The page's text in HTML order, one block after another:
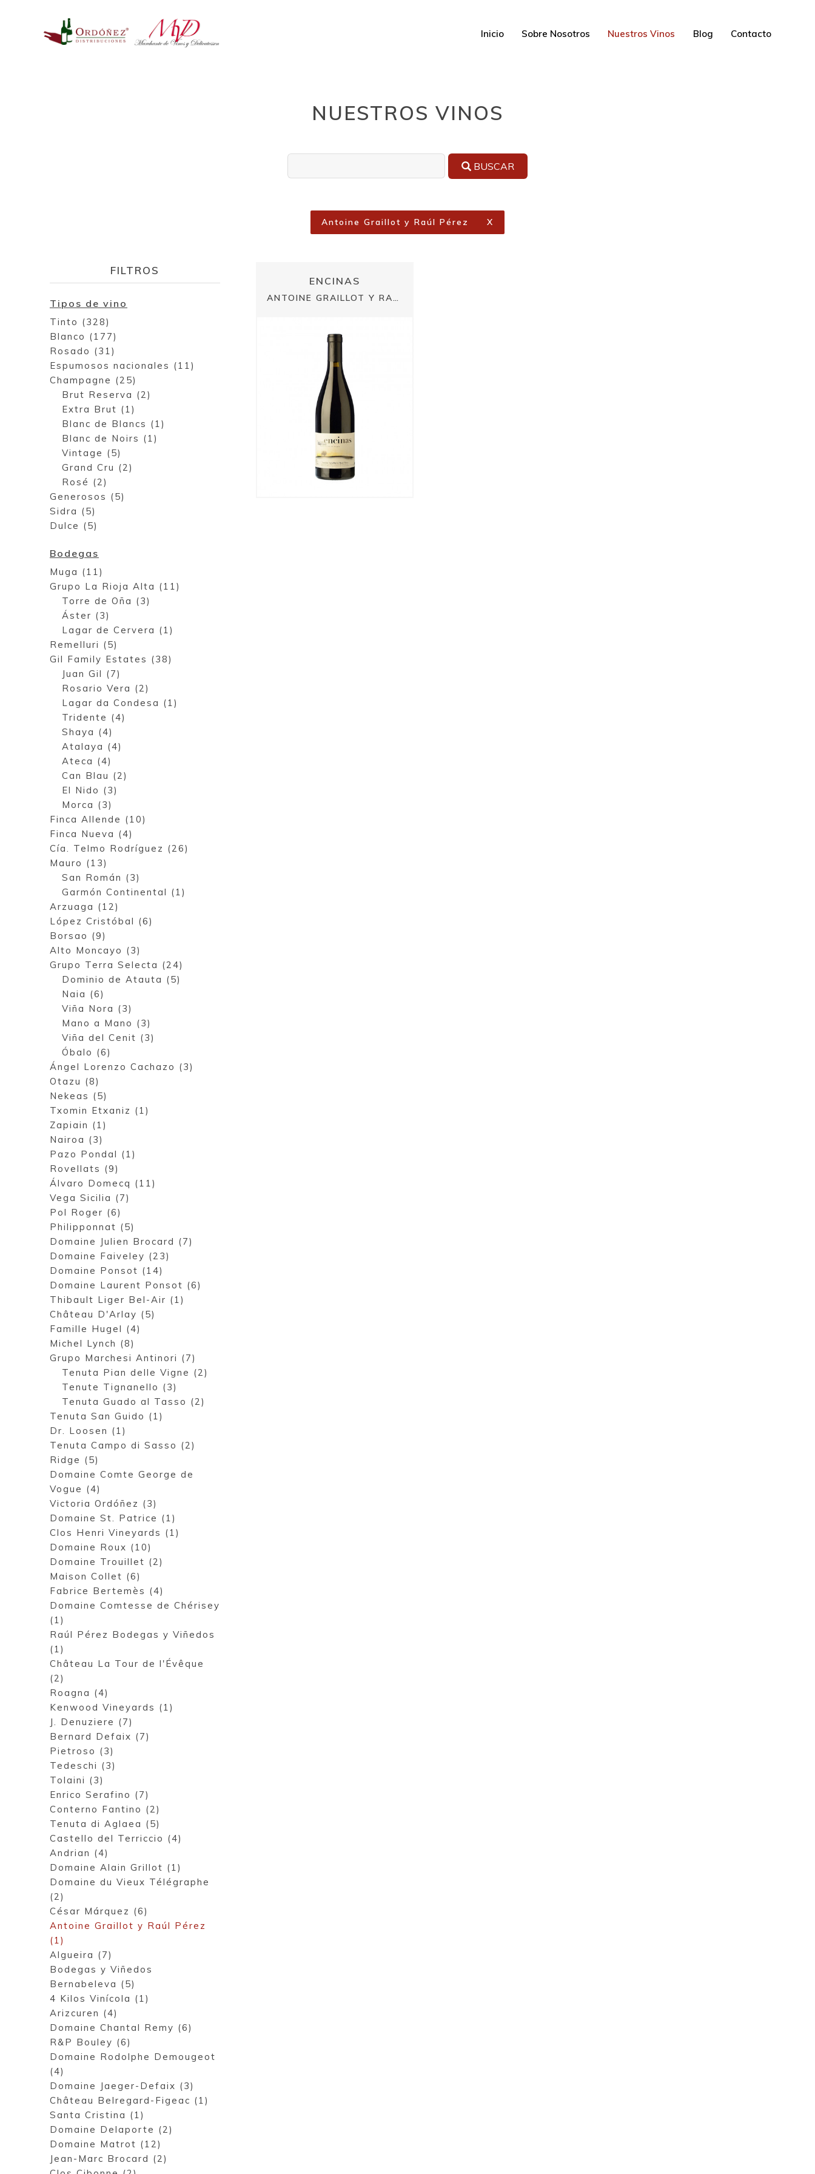
Inicio Sobre Nosotros Nuestros Vinos Blog Contacto
NUESTROS VINOS
BUSCAR
Antoine Graillot y Raúl Pérez X
FILTROS
Tipos de vino
Tinto (328)
Blanco (177)
Rosado (31)
Espumosos nacionales (11)
Champagne (25)
Brut Reserva (2)
Extra Brut (1)
Blanc de Blancs (1)
Blanc de Noirs (1)
Vintage (5)
Grand Cru (2)
Rosé (2)
Generosos (5)
Sidra (5)
Dulce (5)
Bodegas
Muga (11)
Grupo La Rioja Alta (11)
Torre de Oña (3)
Áster (3)
Lagar de Cervera (1)
Remelluri (5)
Gil Family Estates (38)
Juan Gil (7)
Rosario Vera (2)
Lagar da Condesa (1)
Tridente (4)
Shaya (4)
Atalaya (4)
Ateca (4)
Can Blau (2)
El Nido (3)
Morca (3)
Finca Allende (10)
Finca Nueva (4)
Cía. Telmo Rodríguez (26)
Mauro (13)
San Román (3)
Garmón Continental (1)
Arzuaga (12)
López Cristóbal (6)
Borsao (9)
Alto Moncayo (3)
Grupo Terra Selecta (24)
Dominio de Atauta (5)
Naia (6)
Viña Nora (3)
Mano a Mano (3)
Viña del Cenit (3)
Óbalo (6)
Ángel Lorenzo Cachazo (3)
Otazu (8)
Nekeas (5)
Txomin Etxaniz (1)
Zapiain (1)
Nairoa (3)
Pazo Pondal (1)
Rovellats (9)
Álvaro Domecq (11)
Vega Sicilia (7)
Pol Roger (6)
Philipponnat (5)
Domaine Julien Brocard (7)
Domaine Faiveley (23)
Domaine Ponsot (14)
Domaine Laurent Ponsot (6)
Thibault Liger Bel-Air (1)
Château D'Arlay (5)
Famille Hugel (4)
Michel Lynch (8)
Grupo Marchesi Antinori (7)
Tenuta Pian delle Vigne (2)
Tenute Tignanello (3)
Tenuta Guado al Tasso (2)
Tenuta San Guido (1)
Dr. Loosen (1)
Tenuta Campo di Sasso (2)
Ridge (5)
Domaine Comte George de
Vogue (4)
Victoria Ordóñez (3)
Domaine St. Patrice (1)
Clos Henri Vineyards (1)
Domaine Roux (10)
Domaine Trouillet (2)
Maison Collet (6)
Fabrice Bertemès (4)
Domaine Comtesse de Chérisey
(1)
Raúl Pérez Bodegas y Viñedos
(1)
Château La Tour de l'Évêque
(2)
Roagna (4)
Kenwood Vineyards (1)
J. Denuziere (7)
Bernard Defaix (7)
Pietroso (3)
Tedeschi (3)
Tolaini (3)
Enrico Serafino (7)
Conterno Fantino (2)
Tenuta di Aglaea (5)
Castello del Terriccio (4)
Andrian (4)
Domaine Alain Grillot (1)
Domaine du Vieux Télégraphe
(2)
César Márquez (6)
Antoine Graillot y Raúl Pérez
(1)
Algueira (7)
Bodegas y Viñedos
Bernabeleva (5)
4 Kilos Vinícola (1)
Arizcuren (4)
Domaine Chantal Remy (6)
R&P Bouley (6)
Domaine Rodolphe Demougeot
(4)
Domaine Jaeger-Defaix (3)
Château Belregard-Figeac (1)
Santa Cristina (1)
Domaine Delaporte (2)
Domaine Matrot (12)
Jean-Marc Brocard (2)
ENCINAS
ANTOINE GRAILLOT Y RAÚL PÉREZ